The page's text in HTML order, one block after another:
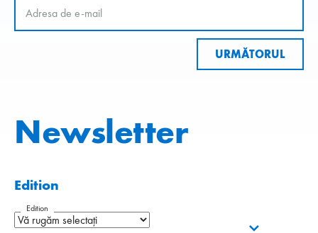
URMĂTORUL
Newsletter
Edition
Edition